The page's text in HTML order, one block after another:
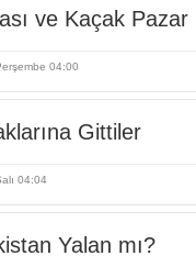
ve Kaçak Pazar
04:00
Gittiler
04:04
Yalan mı?